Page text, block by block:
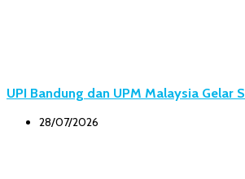
UPI Bandung dan UPM Malaysia Gelar
28/07/2026